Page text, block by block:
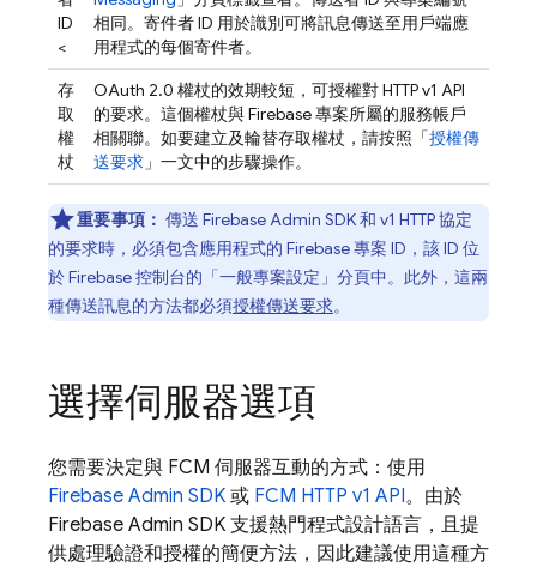
ID
<
相同。寄件者 ID 用於識別可將訊息傳送至用戶端應
用程式的每個寄件者。
存
取
權
杖
OAuth 2.0 權杖的效期較短，可授權對 HTTP v1 API
的要求。這個權杖與 Firebase 專案所屬的服務帳戶
相關聯。如要建立及輪替存取權杖，請按照「授權傳
送要求 」一文中的步驟操作。
重要事項： 傳送FirebaseAdmin SDK和 v1 HTTP 協定
的要求時，必須包含應用程式的 Firebase 專案 ID，該 ID 位
於Firebase控制台的「一般專案設定」 分頁中。此外，這兩
種傳送訊息的方法都必須授權傳送要求。
選擇伺服器選項
您需要決定與 FCM 伺服器互動的方式：使用
Firebase Admin SDK 或 FCM HTTP v1 API。由於
Firebase Admin SDK 支援熱門程式設計語言，且提
供處理驗證和授權的簡便方法，因此建議使用這種方